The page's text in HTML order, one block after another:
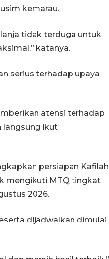
kemarau.
tidak terduga untuk
katanya.
serius terhadap upaya
atensi terhadap
langsung ikut
persiapan Kafilah
mengikuti MTQ tingkat
2026.
dijadwalkan dimulai
darurat karhutla
alokasikan